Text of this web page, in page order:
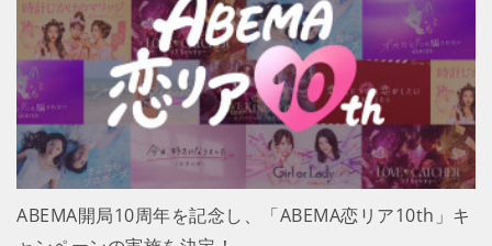
ABEMA開局10周年を記念し、「ABEMA恋リア10th」キ